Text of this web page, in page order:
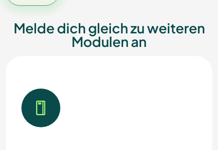
Melde dich gleich zu weiteren
Modulen an